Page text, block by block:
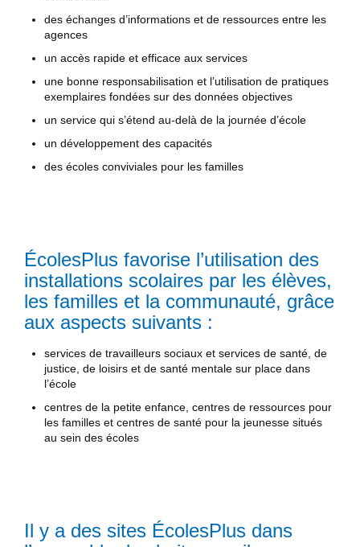
des échanges d’informations et de ressources entre les
agences
un accès rapide et efficace aux services
une bonne responsabilisation et l’utilisation de pratiques
exemplaires fondées sur des données objectives
un service qui s’étend au-delà de la journée d’école
un développement des capacités
des écoles conviviales pour les familles
ÉcolesPlus favorise l’utilisation des
installations scolaires par les élèves,
les familles et la communauté, grâce
aux aspects suivants :
services de travailleurs sociaux et services de santé, de
justice, de loisirs et de santé mentale sur place dans
l’école
centres de la petite enfance, centres de ressources pour
les familles et centres de santé pour la jeunesse situés
au sein des écoles
Il y a des sites ÉcolesPlus dans